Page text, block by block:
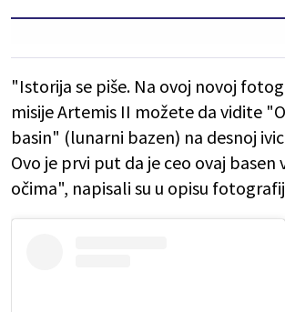
"Istorija se piše. Na ovoj novoj
misije Artemis II možete da vidite
basin" (lunarni bazen) na desnoj
Ovo je prvi put da je ceo ovaj basen
očima", napisali su u opisu